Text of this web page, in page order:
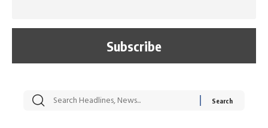
सट्टेबाजी में अरेस्ट हुए
रोज एक कच्चे लहसुन